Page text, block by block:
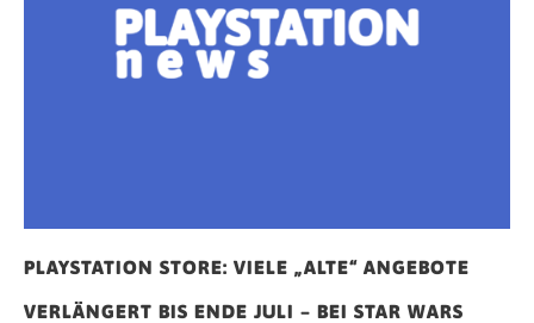
PLAYSTATION STORE: VIELE „ALTE“ ANGEBOTE
VERLÄNGERT BIS ENDE JULI – BEI STAR WARS